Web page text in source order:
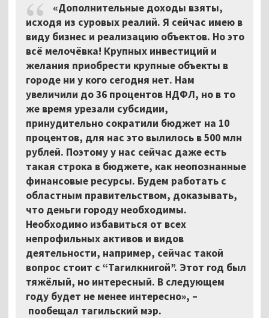
«Дополнительные доходы взяты,
исходя из суровых реалий. Я сейчас имею в
виду бизнес и реализацию объектов. Но это
всё мелочёвка! Крупных инвестиций и
желания приобрести крупные объекты в
городе ни у кого сегодня нет. Нам
увеличили до 36 процентов НДФЛ, но в то
же время урезали субсидии,
принудительно сократили бюджет на 10
процентов, для нас это вылилось в 500 млн
рублей. Поэтому у нас сейчас даже есть
такая строка в бюджете, как неопознанные
финансовые ресурсы. Будем работать с
областным правительством, доказывать,
что деньги городу необходимы.
Необходимо избавиться от всех
непрофильных активов и видов
деятельности, например, сейчас такой
вопрос стоит с “Тагилкнигой”. Этот год был
тяжёлый, но интересный. В следующем
году будет не менее интересно», –
пообещал тагильский мэр.